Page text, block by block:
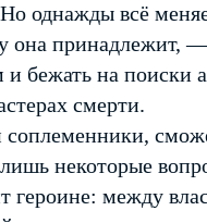
однажды всё
она принадлежит,
и бежать на
смерти.
некоторые
героине: между